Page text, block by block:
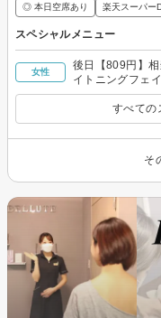
◎ 本日空席あり 楽天スーパー
スペシャルメニュー
女性
後日【809円】
イトニングフェ
¥9900→￥8,900
すべての
そ